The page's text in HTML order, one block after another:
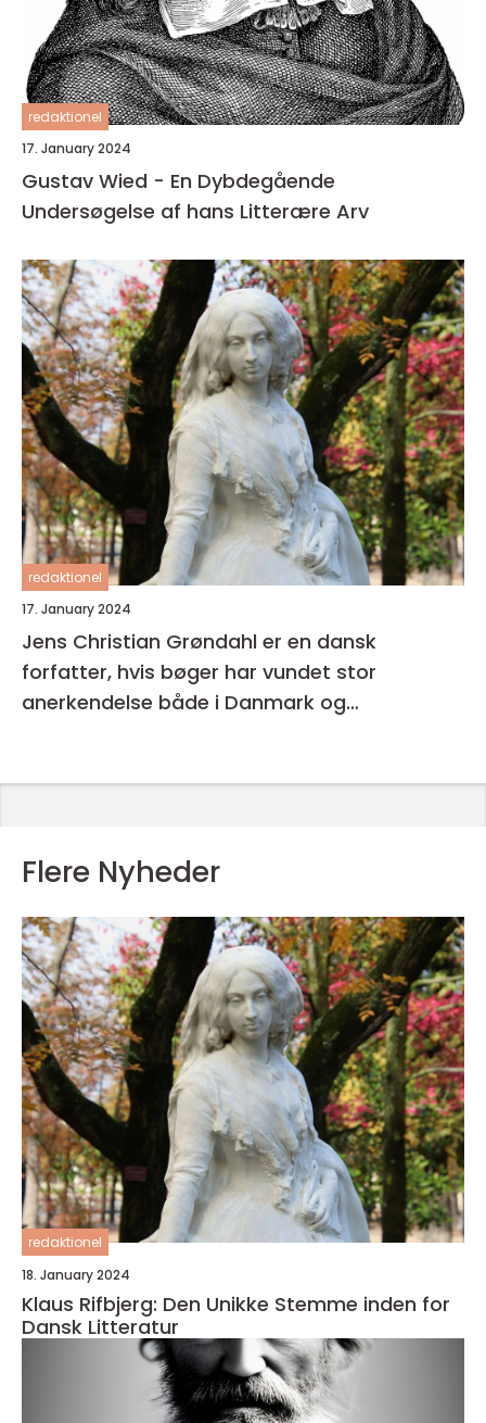
redaktionel
17. January 2024
Gustav Wied - En Dybdegående
Undersøgelse af hans Litterære Arv
redaktionel
17. January 2024
Jens Christian Grøndahl er en dansk
forfatter, hvis bøger har vundet stor
anerkendelse både i Danmark og
Flere Nyheder
redaktionel
18. January 2024
Klaus Rifbjerg: Den Unikke Stemme inden for
Dansk Litteratur